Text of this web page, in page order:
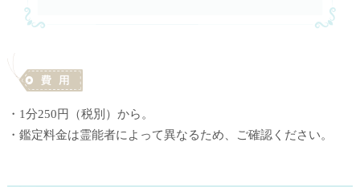
・1分250円（税別）から。
・鑑定料金は霊能者によって異なるため、ご確認ください。